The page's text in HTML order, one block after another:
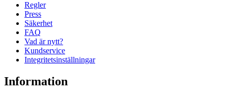
Regler
Press
Säkerhet
FAQ
Vad är nytt?
Kundservice
Integritetsinställningar
Information